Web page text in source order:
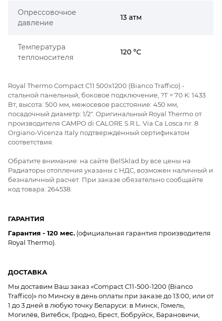
Опрессовочное
давление
13 атм
Температура
теплоносителя
120 °C
Royal Thermo Compact C11 500x1200 (Bianco Traffico) -
стальной панельный, боковое подключение, ?Т = 70 K: 1433
Вт, высота: 500 мм, межосевое расстояние: 450 мм,
посадочный диаметр: 1/2". Оригинальный Royal Thermo от
производителя CAMPO di CALORE S.R.L. Via Ca Losca nr. 8
Orgiano-Vicenza Italy подтверждённый сертификатом
соответствия.
Обратите внимание: на сайте BelSklad.by все цены на
Радиаторы отопления указаны с НДС, возможен наличный и
безналичный расчет. При заказе обязательно сообщайте
код товара: 264538.
ГАРАНТИЯ
Гарантия - 120 мес. (официальная гарантия производителя
Royal Thermo).
ДОСТАВКА
Мы доставим Ваш заказ «Compact C11-500-1200 (Bianco
Traffico)» по Минску в день оплаты при заказе до 13:00, или от
1 до 3 дней в любую точку Беларуси: в Минск, Гомель,
Могилёв, Витебск, Гродно, Брест, Бобруйск, Барановичи,